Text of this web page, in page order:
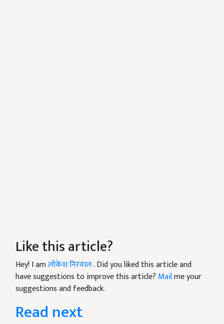
Like this article?
Hey! I amलोकेश निरवाल. Did you liked this article and
have suggestions to improve this article? Mailme your
suggestions and feedback.
Read next